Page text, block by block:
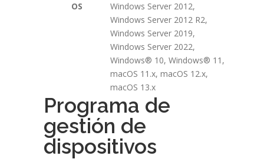
OS
Windows Server 2012,
Windows Server 2012 R2,
Windows Server 2019,
Windows Server 2022,
Windows® 10, Windows® 11,
macOS 11.x, macOS 12.x,
macOS 13.x
Programa de
gestión de
dispositivos